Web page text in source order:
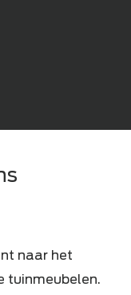
naar het
tuinmeubelen.